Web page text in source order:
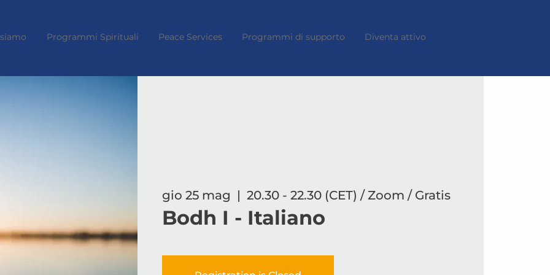
Programmi Spirituali Peace Services Programmi di supporto Diventa attivo
gio 25 mag
  |
20.30 - 22.30 (CET) / Zoom / Gratis
Bodh I - Italiano